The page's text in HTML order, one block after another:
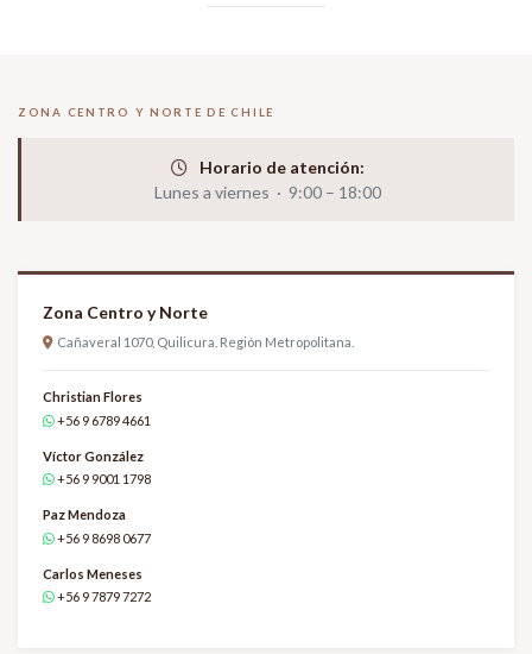
ZONA CENTRO Y NORTE DE CHILE
Horario de atención:
Lunes a viernes · 9:00 – 18:00
Zona Centro y Norte
Cañaveral 1070, Quilicura. Región Metropolitana.
Christian Flores
+56 9 6789 4661
Víctor González
+56 9 9001 1798
Paz Mendoza
+56 9 8698 0677
Carlos Meneses
+56 9 7879 7272